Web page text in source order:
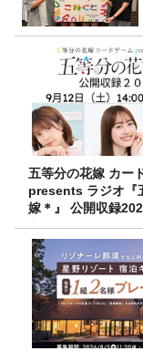
五等分の花嫁 カー
presents ラジオ『
嫁＊』 公開収録
定！